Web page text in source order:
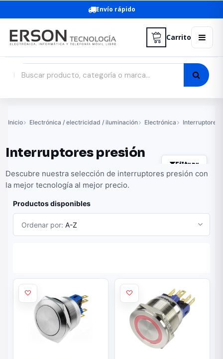
Envío rápido
Carrito
Inicio Electrónica / electricidad / iluminación Electrónica Interruptores
Interruptores presión
Filtrar
Descubre nuestra selección de interruptores presión con
la mejor tecnología al mejor precio.
Productos disponibles
Ordenar por: A-Z